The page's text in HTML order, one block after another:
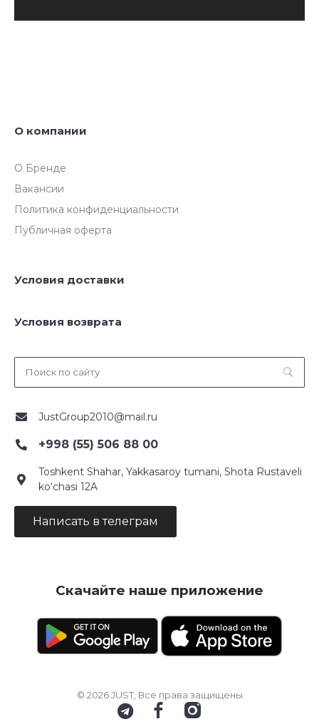
О компании
О Бренде
Вакансии
Политика конфиденциальности
Публичная оферта
Условия доставки
Условия возврата
JustGroup2010@mail.ru
+998 (55) 506 88 00
Toshkent Shahar, Yakkasaroy tumani, Shota Rustaveli
ko‘chasi 12A
Написать в телеграм
Скачайте наше приложение
© 2026 JUST, Все права защищены